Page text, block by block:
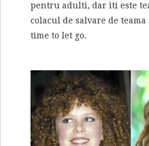
pentru adulti, dar iti este
colacul de salvare de teama
time to let go.